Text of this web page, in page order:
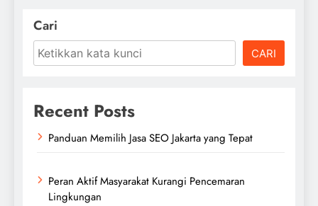
Cari
CARI
Recent Posts
Panduan Memilih Jasa SEO Jakarta yang Tepat
Peran Aktif Masyarakat Kurangi Pencemaran
Lingkungan